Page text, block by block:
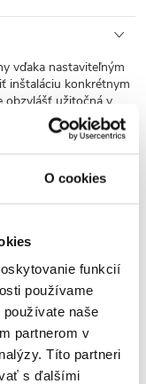
O cookies
funkcií
používame
naše
partnerom v
Títo partneri
s ďalšími
vďaka nastaviteľným
inštaláciu konkrétnym
obzvlášť užitočná v
miestnostiach.
a vystužený
pevnosť a odolnosť
bezpečnosť a